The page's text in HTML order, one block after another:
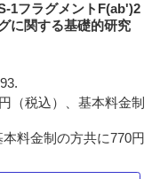
1フラグメントF(ab')2
に関する基礎的研究
（税込）、基本料金制
料金制の方共に770円